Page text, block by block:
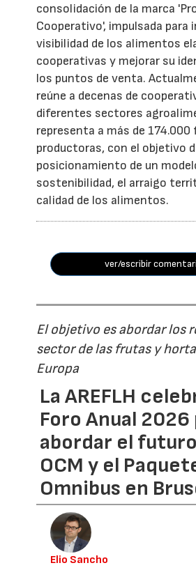
consolidación de la marca
Cooperativo', impulsada para
visibilidad de los alimentos
cooperativas y mejorar su
los puntos de venta.
reúne a decenas de
diferentes sectores
representa a más de
productoras, con el objetivo
posicionamiento de un
sostenibilidad, el arraigo
calidad de los alimentos.
ver/escribir
El objetivo es abordar los
sector de las frutas y
Europa
La AREFLH
Foro Anual 2026
abordar el
OCM y el
Omnibus en
Elio Sancho